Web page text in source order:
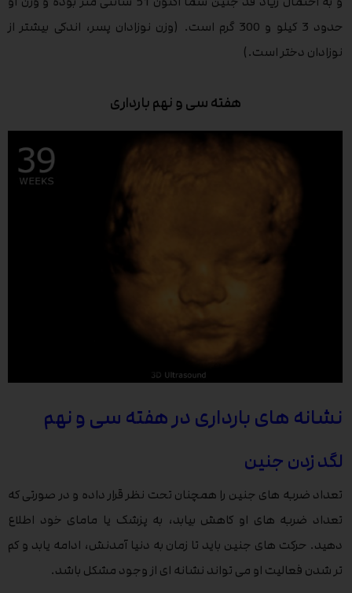
حدود 3 کیلو و 300 گرم است. (وزن نوزادان پسر، اندکی بیشتر از
نوزادان دختر است.)
هفته سی و نهم بارداری
نشانه های بارداری در هفته سی و نهم
لگد زدن جنین
تعداد ضربه های جنین را همچنان تحت نظر قرار داده و در صورتی که
تعداد ضربه های او کاهش بیابد، به پزشک یا مامای خود اطلاع
دهید. حرکت های جنین باید تا زمان به دنیا آمدنش، ادامه یابد و کم
تر شدن فعالیت او می تواند نشانه ای از وجود مشکل باشد.